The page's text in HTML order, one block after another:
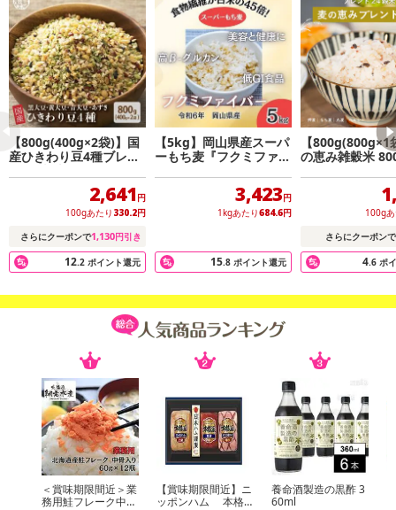
【800g(400g×2袋)】国
産ひきわり豆4種ブレン
2,641 円
100gあたり 330.2円
さらにクーポンで1,130円引き
12.2 ポイント還元
【5kg】岡山県産スーパ
ーもち麦『フクミファイ
3,423円
1kgあたり684.6円
15.8 ポイント還元
【800g(800g×1
の恵み雑穀米
100g
さらにクーポンで
4.6 ポ
＜賞味期限間近＞業
務用鮭フレーク中骨
【賞味期限間近】ニ
ッポンハム 本格
養命酒製造の黒酢 3
60ml